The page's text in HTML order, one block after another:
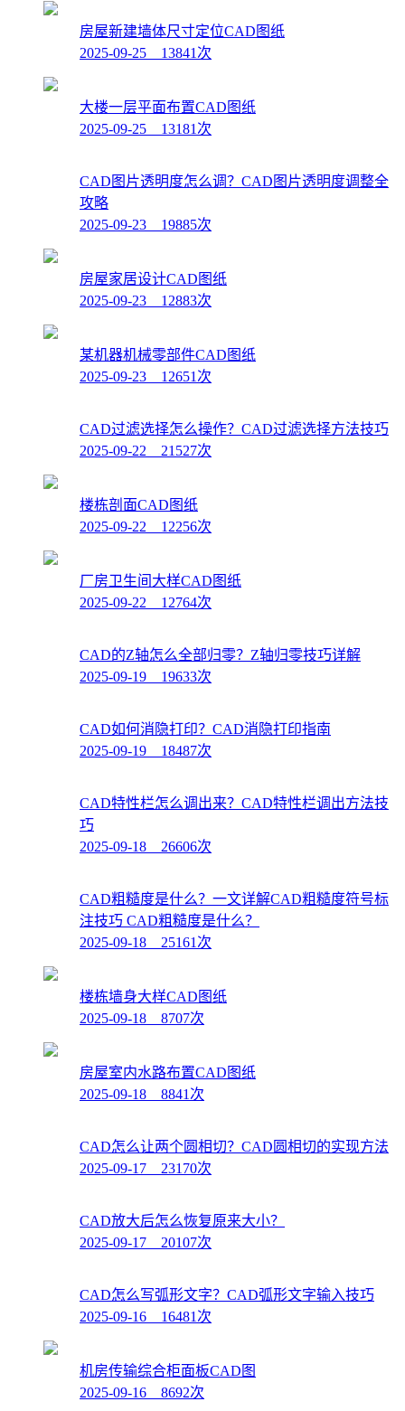
房屋新建墙体尺寸定位CAD图纸
2025-09-25 13841次
大楼一层平面布置CAD图纸
2025-09-25 13181次
CAD图片透明度怎么调？CAD图片透明度调整全
攻略
2025-09-23 19885次
房屋家居设计CAD图纸
2025-09-23 12883次
某机器机械零部件CAD图纸
2025-09-23 12651次
CAD过滤选择怎么操作？CAD过滤选择方法技巧
2025-09-22 21527次
楼栋剖面CAD图纸
2025-09-22 12256次
厂房卫生间大样CAD图纸
2025-09-22 12764次
CAD的Z轴怎么全部归零？Z轴归零技巧详解
2025-09-19 19633次
CAD如何消隐打印？CAD消隐打印指南
2025-09-19 18487次
CAD特性栏怎么调出来？CAD特性栏调出方法技
巧
2025-09-18 26606次
CAD粗糙度是什么？一文详解CAD粗糙度符号标
注技巧 CAD粗糙度是什么？
2025-09-18 25161次
楼栋墙身大样CAD图纸
2025-09-18 8707次
房屋室内水路布置CAD图纸
2025-09-18 8841次
CAD怎么让两个圆相切？CAD圆相切的实现方法
2025-09-17 23170次
CAD放大后怎么恢复原来大小？
2025-09-17 20107次
CAD怎么写弧形文字？CAD弧形文字输入技巧
2025-09-16 16481次
机房传输综合柜面板CAD图
2025-09-16 8692次